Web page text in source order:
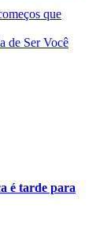
que
de Ser Você
é tarde para